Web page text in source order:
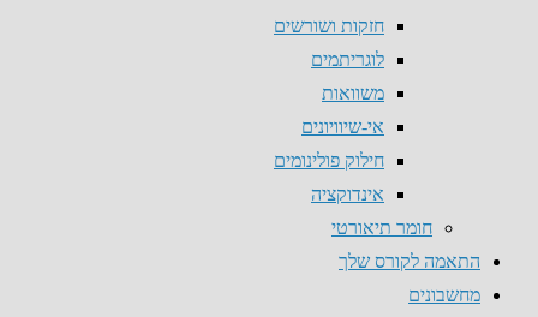
חזקות ושורשים
לוגריתמים
משוואות
אי-שיוויונים
חילוק פולינומים
אינדוקציה
חומר תיאורטי
התאמה לקורס שלך
מחשבונים